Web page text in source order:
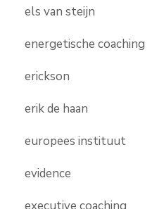
els van steijn
energetische coaching
erickson
erik de haan
europees instituut
evidence
executive coaching